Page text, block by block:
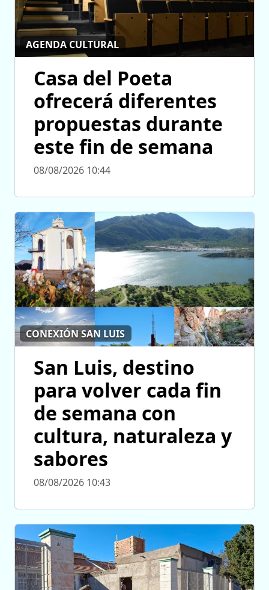
AGENDA CULTURAL
Casa del Poeta
ofrecerá diferentes
propuestas durante
este fin de semana
08/08/2026 10:44
CONEXIÓN SAN LUIS
San Luis, destino
para volver cada fin
de semana con
cultura, naturaleza y
sabores
08/08/2026 10:43